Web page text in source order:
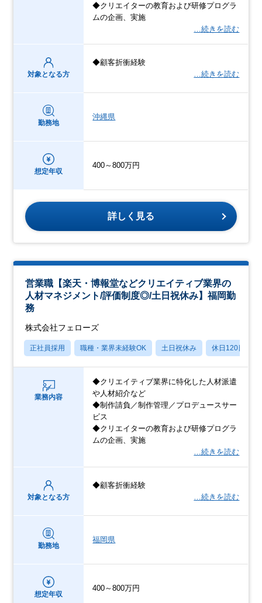
◆クリエイターの教育および研修プログラ
ムの企画、実施
…続きを読む
対象となる方
◆顧客折衝経験
…続きを読む
勤務地
沖縄県
想定年収
400～800万円
詳しく見る
営業職【楽天・博報堂などクリエイティブ業界の
人材マネジメント/評価制度◎/土日祝休み】福岡勤
務
株式会社フェローズ
正社員採用 職種・業界未経験OK 土日祝休み 休日120日以上
業務内容
◆クリエイティブ業界に特化した人材派遣
や人材紹介など
◆制作請負／制作管理／プロデュースサー
ビス
◆クリエイターの教育および研修プログラ
ムの企画、実施
…続きを読む
対象となる方
◆顧客折衝経験
…続きを読む
勤務地
福岡県
想定年収
400～800万円